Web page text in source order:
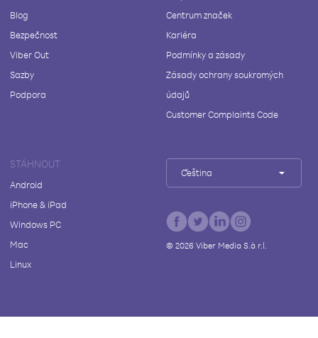
Blog
Bezpečnost
Viber Out
Sazby
Podpora
Centrum značek
Kariéra
Podmínky a zásady
Zásady ochrany soukromých
údajů
Customer Complaints Code
STÁHNOUT
Android
iPhone & iPad
Windows PC
Mac
Linux
Čeština
© 2026Viber Media S.à r.l.